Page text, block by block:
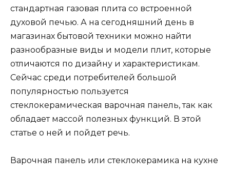
стандартная газовая плита со встроенной
духовой печью. А на сегодняшний день в
магазинах бытовой техники можно найти
разнообразные виды и модели плит, которые
отличаются по дизайну и характеристикам.
Сейчас среди потребителей большой
популярностью пользуется
стеклокерамическая варочная панель, так как
обладает массой полезных функций. В этой
статье о ней и пойдет речь.
Варочная панель или стеклокерамика на кухне